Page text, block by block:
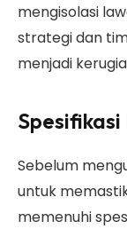
mengisolasi
strategi dan
menjadi
Spesifikasi
Sebelum
untuk
memenuhi